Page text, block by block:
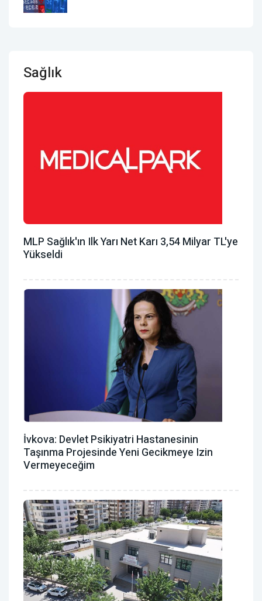
Sağlık
MLP Sağlık'ın Ilk Yarı Net Karı 3,54 Milyar TL'ye
Yükseldi
İvkova: Devlet Psikiyatri Hastanesinin
Taşınma Projesinde Yeni Gecikmeye Izin
Vermeyeceğim